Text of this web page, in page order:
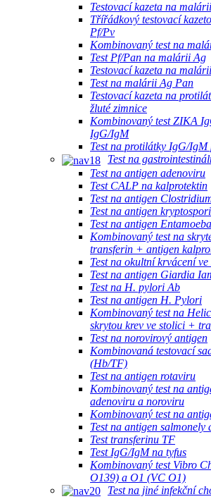
Testovací kazeta na
Třířádkový testovací
Pf/Pv
Kombinovaný test na
Test Pf/Pan na malárii Ag
Testovací kazeta na
Test na malárii Ag Pan
Testovací kazeta na
žluté zimnice
Kombinovaný test ZIKA
IgG/IgM
Test na protilátky IgG/
Test na
Test na antigen adenoviru
Test CALP na kalprotektin
Test na antigen
Test na antigen
Test na antigen
Kombinovaný test na
transferin + antigen
Test na okultní krvácení
Test na antigen Giardia
Test na H. pylori Ab
Test na antigen H. Pylori
Kombinovaný test na
skrytou krev ve stolici +
Test na norovirový antigen
Kombinovaná testovací
(Hb/TF)
Test na antigen rotaviru
Kombinovaný test na
adenoviru a noroviru
Kombinovaný test na
Test na antigen salmonely
Test transferinu TF
Test IgG/IgM na tyfus
Kombinovaný test Vibro
O139) a O1 (VC O1)
Test na jiné infekční